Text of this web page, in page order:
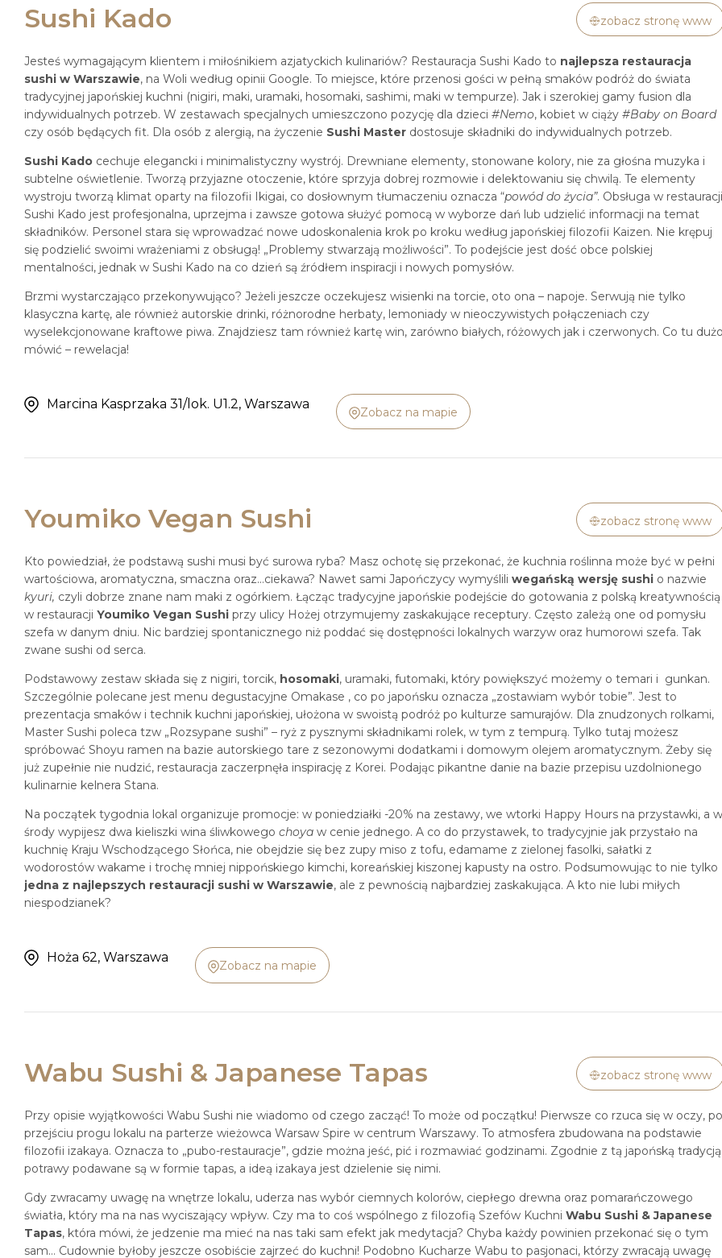
Sushi Kado zobacz stronę www
Jesteś wymagającym klientem i miłośnikiem azjatyckich kulinariów? Restauracja Sushi Kado to najlepsza restauracja
sushi w Warszawie, na Woli według opinii Google. To miejsce, które przenosi gości w pełną smaków podróż do świata
tradycyjnej japońskiej kuchni (nigiri, maki, uramaki, hosomaki, sashimi, maki w tempurze). Jak i szerokiej gamy fusion dla
indywidualnych potrzeb. W zestawach specjalnych umieszczono pozycję dla dzieci #Nemo, kobiet w ciąży #Baby on Board
czy osób będących fit. Dla osób z alergią, na życzenie Sushi Master dostosuje składniki do indywidualnych potrzeb.
Sushi Kado cechuje elegancki i minimalistyczny wystrój. Drewniane elementy, stonowane kolory, nie za głośna muzyka i
subtelne oświetlenie. Tworzą przyjazne otoczenie, które sprzyja dobrej rozmowie i delektowaniu się chwilą. Te elementy
wystroju tworzą klimat oparty na filozofii Ikigai, co dosłownym tłumaczeniu oznacza “powód do życia”. Obsługa w restauracji
Sushi Kado jest profesjonalna, uprzejma i zawsze gotowa służyć pomocą w wyborze dań lub udzielić informacji na temat
składników. Personel stara się wprowadzać nowe udoskonalenia krok po kroku według japońskiej filozofii Kaizen. Nie krępuj
się podzielić swoimi wrażeniami z obsługą! „Problemy stwarzają możliwości”. To podejście jest dość obce polskiej
mentalności, jednak w Sushi Kado na co dzień są źródłem inspiracji i nowych pomysłów.
Brzmi wystarczająco przekonywująco? Jeżeli jeszcze oczekujesz wisienki na torcie, oto ona – napoje. Serwują nie tylko
klasyczna kartę, ale również autorskie drinki, różnorodne herbaty, lemoniady w nieoczywistych połączeniach czy
wyselekcjonowane kraftowe piwa. Znajdziesz tam również kartę win, zarówno białych, różowych jak i czerwonych. Co tu
mówić – rewelacja!
Marcina Kasprzaka 31/lok. U1.2, Warszawa
Zobacz na mapie
Youmiko Vegan Sushi zobacz stronę www
Kto powiedział, że podstawą sushi musi być surowa ryba? Masz ochotę się przekonać, że kuchnia roślinna może być w pełni
wartościowa, aromatyczna, smaczna oraz…ciekawa? Nawet sami Japończycy wymyślili wegańską wersję sushi o nazwie
kyuri, czyli dobrze znane nam maki z ogórkiem. Łącząc tradycyjne japońskie podejście do gotowania z polską kreatywnością
w restauracji Youmiko Vegan Sushi przy ulicy Hożej otrzymujemy zaskakujące receptury. Często zależą one od pomysłu
szefa w danym dniu. Nic bardziej spontanicznego niż poddać się dostępności lokalnych warzyw oraz humorowi szefa. Tak
zwane sushi od serca.
Podstawowy zestaw składa się z nigiri, torcik, hosomaki, uramaki, futomaki, który powiększyć możemy o temari i gunkan.
Szczególnie polecane jest menu degustacyjne Omakase , co po japońsku oznacza „zostawiam wybór tobie”. Jest to
prezentacja smaków i technik kuchni japońskiej, ułożona w swoistą podróż po kulturze samurajów. Dla znudzonych rolkami,
Master Sushi poleca tzw „Rozsypane sushi” – ryż z pysznymi składnikami rolek, w tym z tempurą. Tylko tutaj możesz
spróbować Shoyu ramen na bazie autorskiego tare z sezonowymi dodatkami i domowym olejem aromatycznym. Żeby się
już zupełnie nie nudzić, restauracja zaczerpnęła inspirację z Korei. Podając pikantne danie na bazie przepisu uzdolnionego
kulinarnie kelnera Stana.
Na początek tygodnia lokal organizuje promocje: w poniedziałki -20% na zestawy, we wtorki Happy Hours na przystawki, a w
środy wypijesz dwa kieliszki wina śliwkowego choya w cenie jednego. A co do przystawek, to tradycyjnie jak przystało na
kuchnię Kraju Wschodzącego Słońca, nie obejdzie się bez zupy miso z tofu, edamame z zielonej fasolki, sałatki z
wodorostów wakame i trochę mniej nippońskiego kimchi, koreańskiej kiszonej kapusty na ostro. Podsumowując to nie tylko
jedna z najlepszych restauracji sushi w Warszawie, ale z pewnością najbardziej zaskakująca. A kto nie lubi miłych
niespodzianek?
Hoża 62, Warszawa
Zobacz na mapie
Wabu Sushi & Japanese Tapas zobacz stronę www
Przy opisie wyjątkowości Wabu Sushi nie wiadomo od czego zacząć! To może od początku! Pierwsze co rzuca się w oczy, po
przejściu progu lokalu na parterze wieżowca Warsaw Spire w centrum Warszawy. To atmosfera zbudowana na podstawie
filozofii izakaya. Oznacza to „pubo-restauracje”, gdzie można jeść, pić i rozmawiać godzinami. Zgodnie z tą japońską tradycją
potrawy podawane są w formie tapas, a ideą izakaya jest dzielenie się nimi.
Gdy zwracamy uwagę na wnętrze lokalu, uderza nas wybór ciemnych kolorów, ciepłego drewna oraz pomarańczowego
światła, który ma na nas wyciszający wpływ. Czy ma to coś wspólnego z filozofią Szefów Kuchni Wabu Sushi & Japanese
Tapas, która mówi, że jedzenie ma mieć na nas taki sam efekt jak medytacja? Chyba każdy powinien przekonać się o tym
sam… Cudownie byłoby jeszcze osobiście zajrzeć do kuchni! Podobno Kucharze Wabu to pasjonaci, którzy zwracają uwagę